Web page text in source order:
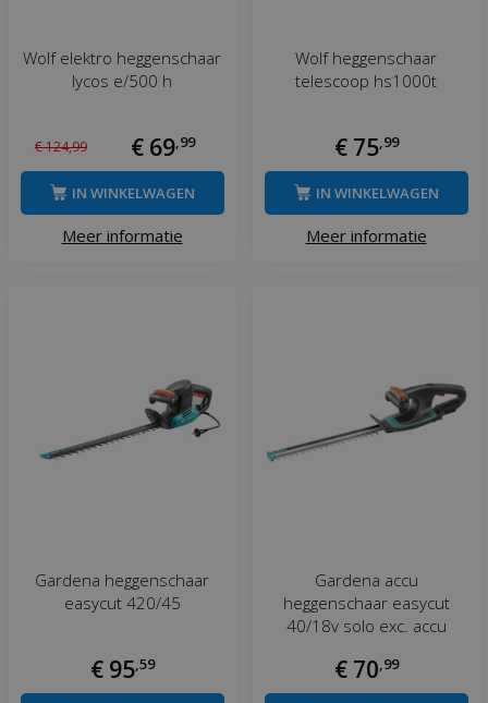
Wolf elektro heggenschaar
lycos e/500 h
€124,99 € 69, 99
Meer informatie
IN WINKELWAGEN
Wolf heggenschaar
telescoop hs1000t
€ 75 99
Meer informatie
IN WINKELWAGEN
Gardena heggenschaar
easycut 420/45
€ 95 59
Gardena accu
heggenschaar easycut
40/18v solo exc. accu
€ 70 99